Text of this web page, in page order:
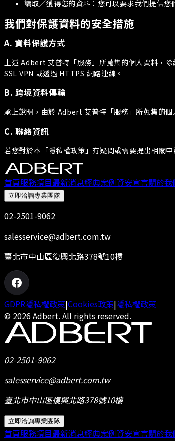
讀取／獲得您的資料： 您可以要求我們提供您
我們對保護資料的安全措施
A. 資料保護方式
上述 Adbert 艾普特「服務」所蒐集的個人資料，
SSL VPN 或透過 HTTPS 網路連線。
B. 跨境資料傳輸
承上說明，由於 Adbert 艾普特「服務」所蒐集的
C. 聯絡資訊
若您對於本「隱私權政策」有疑問或需要提出相關
首頁服務項目最新消息經典案例資安宣言關於我
立即洽詢專業團隊
02-2501-9062
salesservice@adbert.com.tw
臺北市中山區復興北路378號10樓
GDPR隱私權政策|Cookies政策|隱私權政策
© 2026 Adbert. All rights reserved.
02-2501-9062
salesservice@adbert.com.tw
臺北市中山區復興北路378號10樓
立即洽詢專業團隊
首頁服務項目最新消息經典案例資安宣言關於我